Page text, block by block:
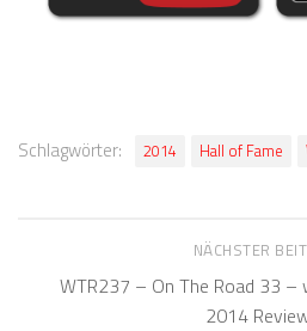
Schlagwörter: 2014 Hall of Fame
NÄCHSTER
WTR237 – On The Road 33 –
2014